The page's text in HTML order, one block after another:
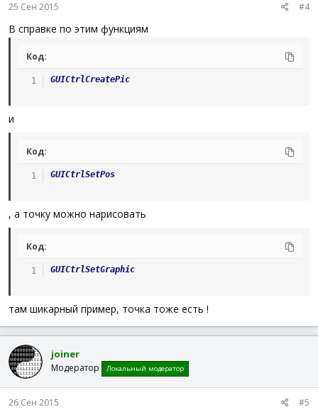
25 Сен 2015 #4
В справке по этим функциям
Код:
GUICtrlCreatePic
и
Код:
GUICtrlSetPos
, а точку можно нарисовать
Код:
GUICtrlSetGraphic
там шикарный пример, точка тоже есть !
joiner
Модератор Локальный модератор
26 Сен 2015 #5